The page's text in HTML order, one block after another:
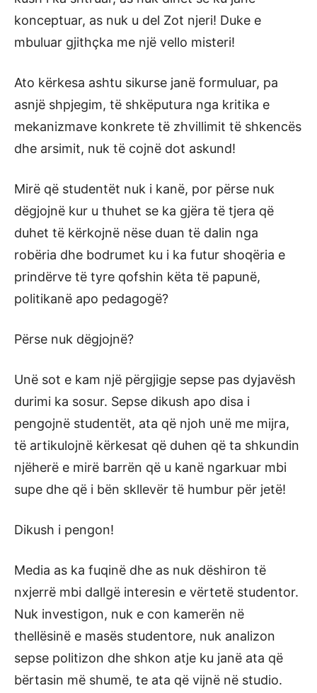
konceptuar, as nuk u del Zot njeri! Duke e
mbuluar gjithçka me një vello misteri!
Ato kërkesa ashtu sikurse janë formuluar, pa
asnjë shpjegim, të shkëputura nga kritika e
mekanizmave konkrete të zhvillimit të shkencës
dhe arsimit, nuk të cojnë dot askund!
Mirë që studentët nuk i kanë, por përse nuk
dëgjojnë kur u thuhet se ka gjëra të tjera që
duhet të kërkojnë nëse duan të dalin nga
robëria dhe bodrumet ku i ka futur shoqëria e
prindërve të tyre qofshin këta të papunë,
politikanë apo pedagogë?
Përse nuk dëgjojnë?
Unë sot e kam një përgjigje sepse pas dyjavësh
durimi ka sosur. Sepse dikush apo disa i
pengojnë studentët, ata që njoh unë me mijra,
të artikulojnë kërkesat që duhen që ta shkundin
njëherë e mirë barrën që u kanë ngarkuar mbi
supe dhe që i bën skllevër të humbur për jetë!
Dikush i pengon!
Media as ka fuqinë dhe as nuk dëshiron të
nxjerrë mbi dallgë interesin e vërtetë studentor.
Nuk investigon, nuk e con kamerën në
thellësinë e masës studentore, nuk analizon
sepse politizon dhe shkon atje ku janë ata që
bërtasin më shumë, te ata që vijnë në studio.